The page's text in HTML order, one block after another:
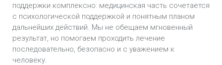
поддержки комплексно: медицинская часть сочетается
с психологической поддержкой и понятным планом
дальнейших действий. Мы не обещаем мгновенный
результат, но помогаем проходить лечение
последовательно, безопасно и с уважением к
человеку.